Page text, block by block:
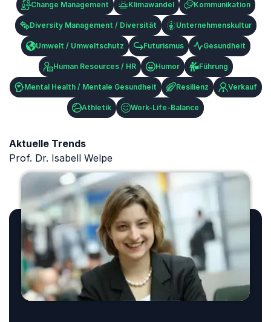
Change Management Klimawandel Kommunikation
Diversity Management / Diversität Unternehmenskultur
Umwelt / Umweltschutz Futurismus Gesundheit
Human Resources / HR Humor Führung
Mental Health / Mentale Gesundheit Resilienz Verkauf
Athletik Work-Life-Balance
Aktuelle Trends
Prof. Dr. Isabell Welpe